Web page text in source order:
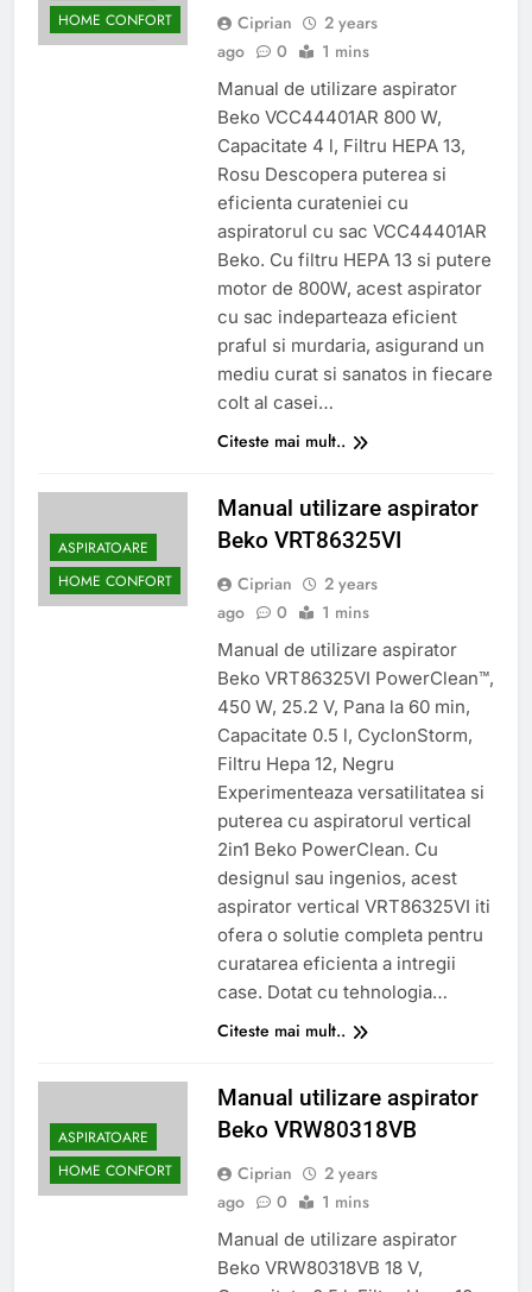
HOME CONFORT
Ciprian
2 years
ago
0 1 mins
Manual de utilizare aspirator
Beko VCC44401AR 800 W,
Capacitate 4 l, Filtru HEPA 13,
Rosu Descopera puterea si
eficienta curateniei cu
aspiratorul cu sac VCC44401AR
Beko. Cu filtru HEPA 13 si putere
motor de 800W, acest aspirator
cu sac indeparteaza eficient
praful si murdaria, asigurand un
mediu curat si sanatos in fiecare
colt al casei…
Citeste mai mult..
ASPIRATOARE
HOME CONFORT
Manual utilizare aspirator
Beko VRT86325VI
Ciprian
2 years
ago
0 1 mins
Manual de utilizare aspirator
Beko VRT86325VI PowerClean™,
450 W, 25.2 V, Pana la 60 min,
Capacitate 0.5 l, CyclonStorm,
Filtru Hepa 12, Negru
Experimenteaza versatilitatea si
puterea cu aspiratorul vertical
2in1 Beko PowerClean. Cu
designul sau ingenios, acest
aspirator vertical VRT86325VI iti
ofera o solutie completa pentru
curatarea eficienta a intregii
case. Dotat cu tehnologia…
Citeste mai mult..
ASPIRATOARE
HOME CONFORT
Manual utilizare aspirator
Beko VRW80318VB
Ciprian
2 years
ago
0 1 mins
Manual de utilizare aspirator
Beko VRW80318VB 18 V,